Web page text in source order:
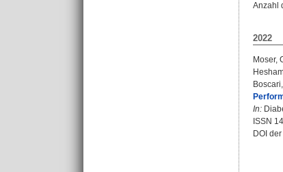
Anzahl
2022
Moser,
In:
ISSN
DOI